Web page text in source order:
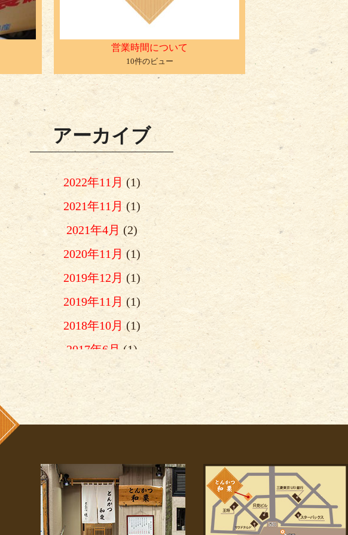
営業時間について
10件のビュー
アーカイブ
2022年11月 (1)
2021年11月(1)
2021年4月 (2)
2020年11月 (1)
2019年12月 (1)
2019年11月 (1)
2018年10月 (1)
2017年6月 (1)